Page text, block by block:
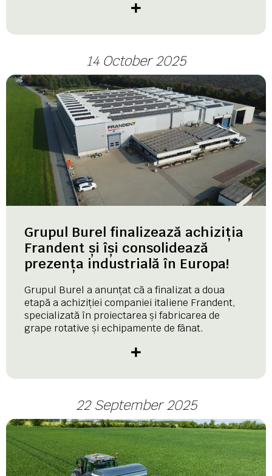
14 October 2025
Grupul Burel finalizează achiziția
Frandent și își consolidează
prezența industrială în Europa!
Grupul Burel a anunțat că a finalizat a doua
etapă a achiziției companiei italiene Frandent,
specializată în proiectarea și fabricarea de
grape rotative și echipamente de fânat.
22 September 2025